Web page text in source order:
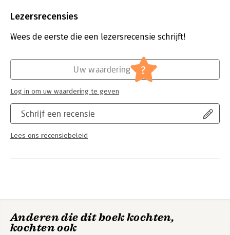
Rahmensetzung durch den Effektivitätsgrundsatz, der
Rechtsvereinheitlichung durch Verordnungen untersucht
Schadensersatzes die Einflüsse des Unionsrechts auf das
nationale Haftungsrecht.
Uitgever:
Jongbloed:
Internationaal privaatrecht
internationalen Privatrecht
Lezersrecensies
Wees de eerste die een lezersrecensie schrijft!
Schrijf een recensie
Lees ons recensiebeleid
Uw waardering ?
Log in om uw waardering te geven
Anderen die dit boek kochten,
kochten ook